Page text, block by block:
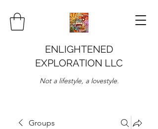
ENLIGHTENED
EXPLORATION LLC
Not a lifestyle, a lovestyle.
Groups